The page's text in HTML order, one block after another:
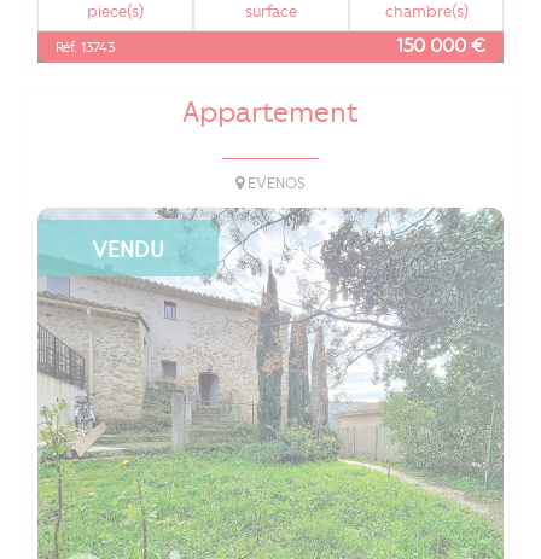
piece(s)
surface
chambre(s)
Réf. 13743 150 000 €
Appartement
EVENOS
VENDU